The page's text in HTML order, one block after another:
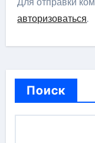
авторизоваться.
Поиск